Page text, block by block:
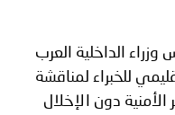
وزراء الداخلية العرب
للخبراء لمناقشة
الأمنية دون الإخلال